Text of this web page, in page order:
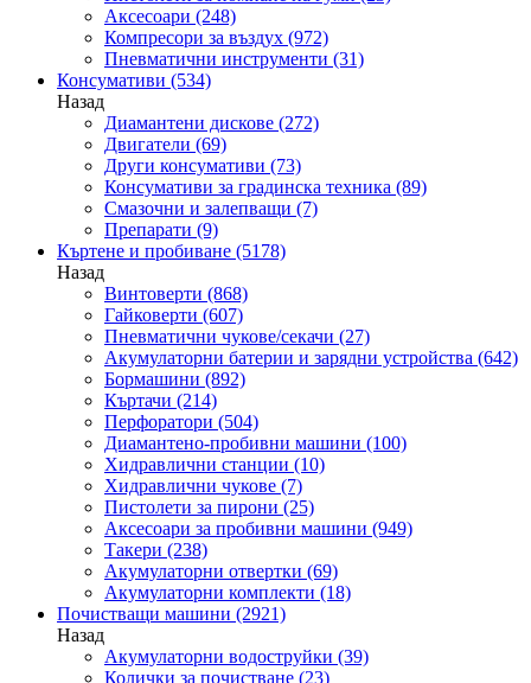
Аксесоари (248)
Компресори за въздух (972)
Пневматични инструменти (31)
Консумативи (534)
Назад
Диамантени дискове (272)
Двигатели (69)
Други консумативи (73)
Консумативи за градинска техника (89)
Смазочни и залепващи (7)
Препарати (9)
Къртене и пробиване (5178)
Назад
Винтоверти (868)
Гайковерти (607)
Пневматични чукове/секачи (27)
Акумулаторни батерии и зарядни устройства (642)
Бормашини (892)
Къртачи (214)
Перфоратори (504)
Диамантено-пробивни машини (100)
Хидравлични станции (10)
Хидравлични чукове (7)
Пистолети за пирони (25)
Аксесоари за пробивни машини (949)
Такери (238)
Акумулаторни отвертки (69)
Акумулаторни комплекти (18)
Почистващи машини (2921)
Назад
Акумулаторни водоструйки (39)
Колички за почистване (23)